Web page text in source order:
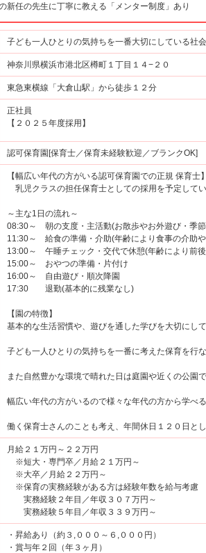
新任の先生に丁寧に教える「メンター制度」あり
子ども一人ひとりの気持ちを一番大切にしている社
神奈川県横浜市港北区樽町１丁目１４−２０
東急東横線「大倉山駅」から徒歩１２分
正社員
【２０２５年度採用】
認可保育園[保育士／保育未経験歓迎／ブランクOK]
【幅広い年代の方がいる認可保育園での正規 保育士】
乳児クラスの担任保育士としての採用を予定してい
～主な1日の流れ～
08:30～ 朝の支度・主活動(お散歩やお外遊び・季
11:30～ 給食の準備・介助(年齢により食事の介助
13:00～ 午睡チェック・交代で休憩(年齢により前
15:00～ おやつの準備・片付け
16:00～ 自由遊び・順次降園
17:30 退勤(基本的に残業なし)
【園の特徴】
基本的な生活習慣や、遊びを通した学びを大切にし
子ども一人ひとりの気持ちを一番に考えた保育を行な
また自然豊かな環境で晴れた日は庭園や近くの公園
幅広い年代の方がいるので様々な年代の方から学べる
働く保育士さんのことも考え、年間休日１２０日と
月給２１万円～２２万円
※短大・専門卒／月給２１万円～
※大卒／月給２２万円～
※保育の実務経験がある方は経験年数を給与考慮
実務経験２年目／年収３０７万円～
実務経験５年目／年収３３９万円～
・昇給あり（約３,０００～６,０００円）
・賞与年２回（年３ヶ月）